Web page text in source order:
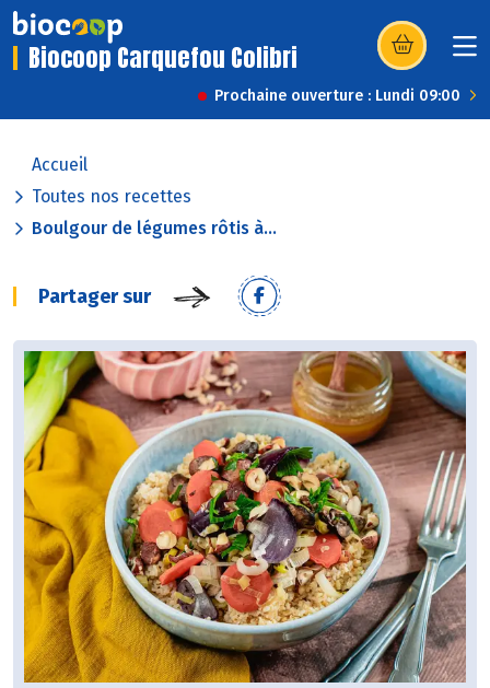
Biocoop Carquefou Colibri (s’ouvre dans
Prochaine ouverture : Lundi 09:00
Accueil
Toutes nos recettes
Boulgour de légumes rôtis à...
Partager sur